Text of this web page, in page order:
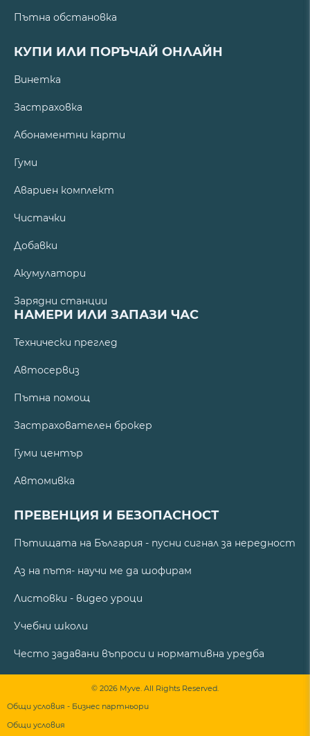
Пътна обстановка
КУПИ ИЛИ ПОРЪЧАЙ ОНЛАЙН
Винетка
Застраховка
Абонаментни карти
Гуми
Авариен комплект
Чистачки
Добавки
Акумулатори
Зарядни станции
НАМЕРИ ИЛИ ЗАПАЗИ ЧАС
Технически преглед
Автосервиз
Пътна помощ
Застрахователен брокер
Гуми център
Автомивка
ПРЕВЕНЦИЯ И БЕЗОПАСНОСТ
Пътищата на България - пусни сигнал за нередност
Аз на пътя- научи ме да шофирам
Листовки - видео уроци
Учебни школи
Често задавани въпроси и нормативна уредба
© 2026 Myve. All Rights Reserved.
Общи условия - Бизнес партньори
Общи условия